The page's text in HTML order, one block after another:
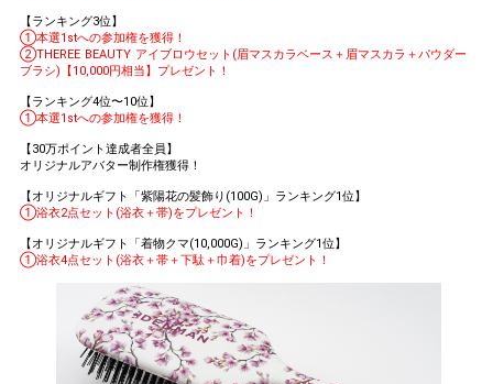
【ランキング3位】
①本選1stへの参加権を獲得！
②THEREE BEAUTY アイブロウセット(眉マスカラベース＋眉マスカラ＋パウダー
ブラシ)【10,000円相当】プレゼント！
【ランキング4位〜10位】
①本選1stへの参加権を獲得！
【30万ポイント達成者全員】
オリジナルアバター制作権獲得！
【オリジナルギフト「紫陽花の髪飾り(100G)」ランキング1位】
①浴衣2点セット(浴衣＋帯)をプレゼント！
【オリジナルギフト「着物クマ(10,000G)」ランキング1位】
①浴衣4点セット(浴衣＋帯＋下駄＋巾着)をプレゼント！